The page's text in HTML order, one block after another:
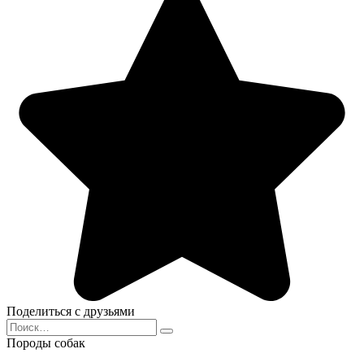
Поделиться с друзьями
Search
for:
Породы собак